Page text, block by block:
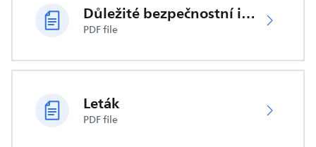
Důležité bezpečnostní informace
PDF file
Leták
PDF file